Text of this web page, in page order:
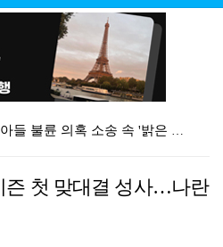
홍서범·조갑경, 아들 불륜 의혹 소송 속 '밝은 근황'…
즌 첫 맞대결 성사…나란